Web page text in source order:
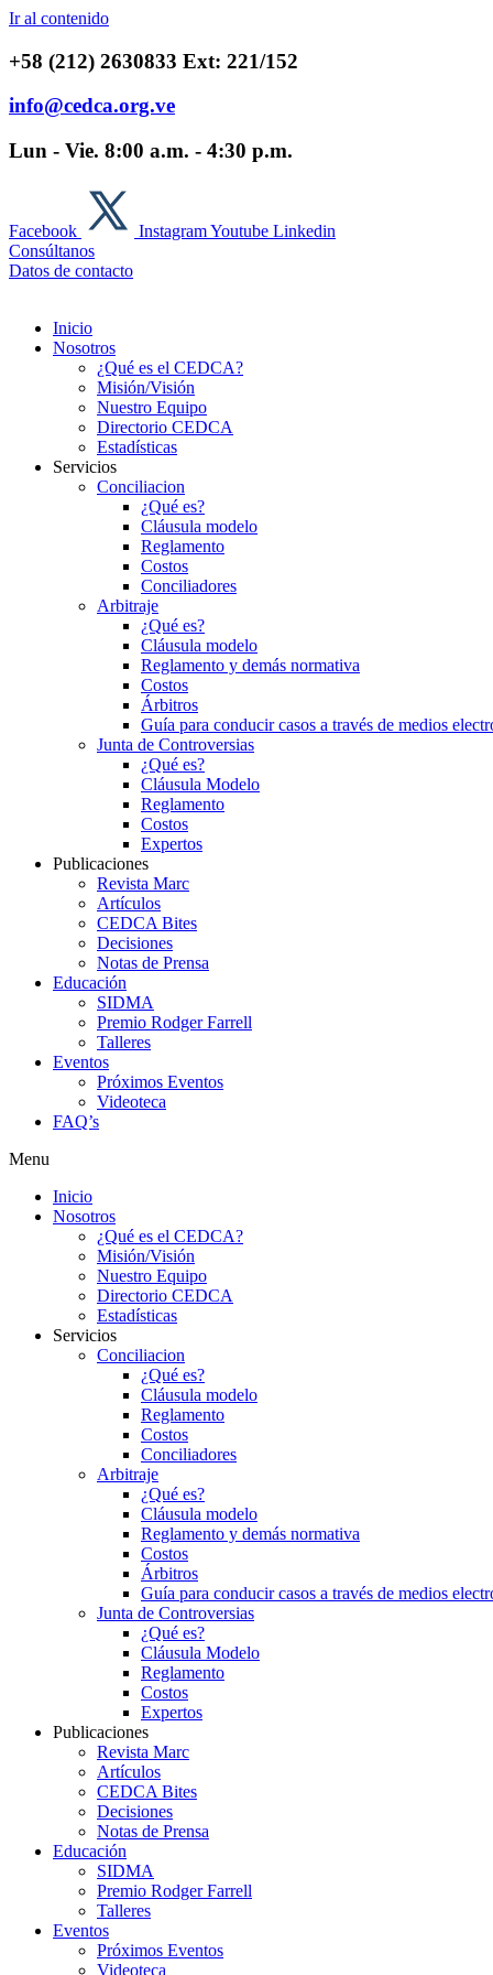
Ir al contenido
+58 (212) 2630833 Ext: 221/152
info@cedca.org.ve
Lun - Vie. 8:00 a.m. - 4:30 p.m.
Facebook InstagramYoutube Linkedin
Consúltanos
Datos de contacto
Inicio
Nosotros
¿Qué es el CEDCA?
Misión/Visión
Nuestro Equipo
Directorio CEDCA
Estadísticas
Servicios
Conciliacion
¿Qué es?
Cláusula modelo
Reglamento
Costos
Conciliadores
Arbitraje
¿Qué es?
Cláusula modelo
Reglamento y demás normativa
Costos
Árbitros
Guía para conducir casos a través de medios
Junta de Controversias
¿Qué es?
Cláusula Modelo
Reglamento
Costos
Expertos
Publicaciones
Revista Marc
Artículos
CEDCA Bites
Decisiones
Notas de Prensa
Educación
SIDMA
Premio Rodger Farrell
Talleres
Eventos
Próximos Eventos
Videoteca
FAQ’s
Menu
Inicio
Nosotros
¿Qué es el CEDCA?
Misión/Visión
Nuestro Equipo
Directorio CEDCA
Estadísticas
Servicios
Conciliacion
¿Qué es?
Cláusula modelo
Reglamento
Costos
Conciliadores
Arbitraje
¿Qué es?
Cláusula modelo
Reglamento y demás normativa
Costos
Árbitros
Guía para conducir casos a través de medios
Junta de Controversias
¿Qué es?
Cláusula Modelo
Reglamento
Costos
Expertos
Publicaciones
Revista Marc
Artículos
CEDCA Bites
Decisiones
Notas de Prensa
Educación
SIDMA
Premio Rodger Farrell
Talleres
Eventos
Próximos Eventos
Videoteca